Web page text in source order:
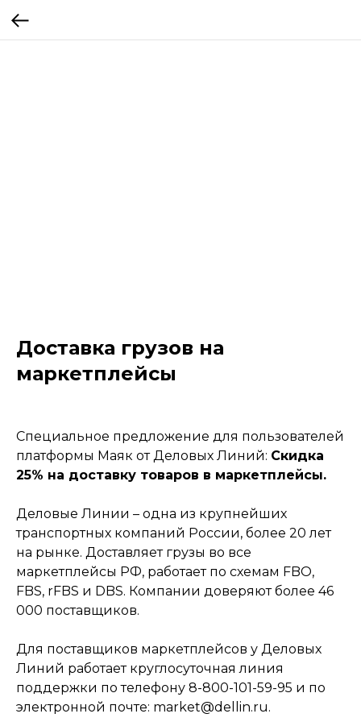
Доставка грузов на
маркетплейсы
Специальное предложение для пользователей
платформы Маяк от Деловых Линий: Скидка
25% на доставку товаров в маркетплейсы.
Деловые Линии – одна из крупнейших
транспортных компаний России, более 20 лет
на рынке. Доставляет грузы во все
маркетплейсы РФ, работает по схемам FBO,
FBS, rFBS и DBS. Компании доверяют более 46
000 поставщиков.
Для поставщиков маркетплейсов у Деловых
Линий работает круглосуточная линия
поддержки по телефону 8-800-101-59-95 и по
электронной почте: market@dellin.ru.